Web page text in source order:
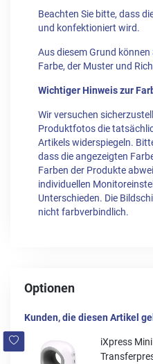
Beachten Sie bitte, dass
und konfektioniert wird.
Aus diesem Grund
Farbe, der Muster und
Wichtiger Hinweis zur
Wir versuchen
Produktfotos die
Artikels widerspiegeln.
dass die angezeigten
Farben der Produkte
individuellen
Unterschieden. Die
nicht farbverbindlich.
Optionen
Kunden, die diesen Artikel
iXpress